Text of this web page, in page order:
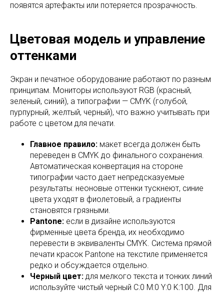
появятся артефакты или потеряется прозрачность.
Цветовая модель и управление
оттенками
Экран и печатное оборудование работают по разным
принципам. Мониторы используют RGB (красный,
зеленый, синий), а типографии — CMYK (голубой,
пурпурный, желтый, черный), что важно учитывать при
работе с цветом для печати.
Главное правило: макет всегда должен быть
переведен в CMYK до финального сохранения.
Автоматическая конвертация на стороне
типографии часто дает непредсказуемые
результаты: неоновые оттенки тускнеют, синие
цвета уходят в фиолетовый, а градиенты
становятся грязными.
Pantone: если в дизайне используются
фирменные цвета бренда, их необходимо
перевести в эквиваленты CMYK. Система прямой
печати красок Pantone на текстиле применяется
редко и обсуждается отдельно.
Черный цвет: для мелкого текста и тонких линий
используйте чистый черный C:0 M:0 Y:0 K:100. Для